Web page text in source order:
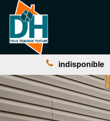
indisponible